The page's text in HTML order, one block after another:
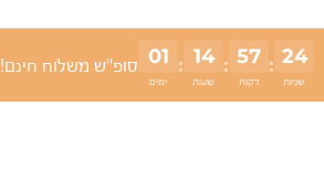
01
ימים
: 14
שעות
: 57
דקות
: 24
שניות
סופ"ש משלוח חינם!